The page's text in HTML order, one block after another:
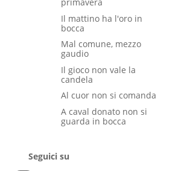
primavera
Il mattino ha l'oro in
bocca
Mal comune, mezzo
gaudio
Il gioco non vale la
candela
Al cuor non si comanda
A caval donato non si
guarda in bocca
Seguici su